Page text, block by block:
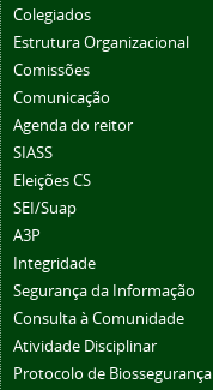
Colegiados
Estrutura Organizacional
Comissões
Comunicação
Agenda do reitor
SIASS
Eleições CS
SEI/Suap
A3P
Integridade
Segurança da Informação
Consulta à Comunidade
Atividade Disciplinar
Protocolo de Biossegurança